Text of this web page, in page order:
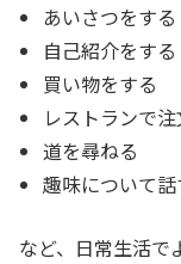
あいさつをする
自己紹介をする
買い物をする
レストランで
道を尋ねる
趣味について話
など、日常生活で